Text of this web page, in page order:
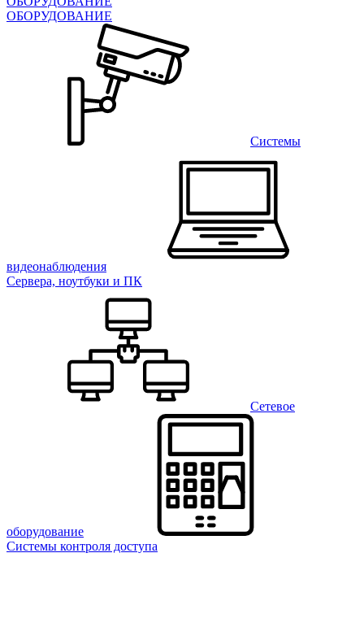
ОБОРУДОВАНИЕ
Системы
видеонаблюдения
Сервера, ноутбуки и ПК
Сетевое
оборудование
Системы контроля доступа